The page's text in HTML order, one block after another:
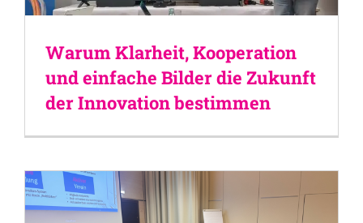
Warum Klarheit, Kooperation
und einfache Bilder die Zukunft
der Innovation bestimmen